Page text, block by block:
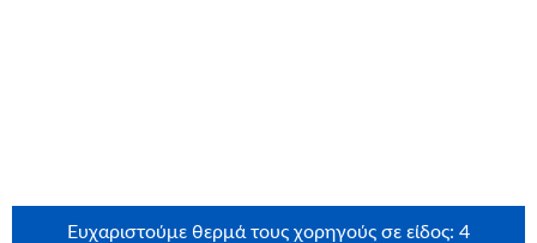
Ευχαριστούμε θερμά τους χορηγούς σε είδος: 4